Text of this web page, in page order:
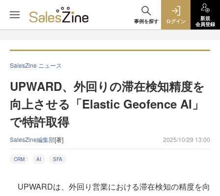
事例を探す ログイン
新規
会員登録
SalesZine ニュース
UPWARD、外回りの滞在検知精度を
向上させる「Elastic Geofence AI」
で特許取得
SalesZine編集部[著] 2025/10/29 13:00
CRM AI SFA
UPWARDは、外回り営業における滞在検知の精度を向